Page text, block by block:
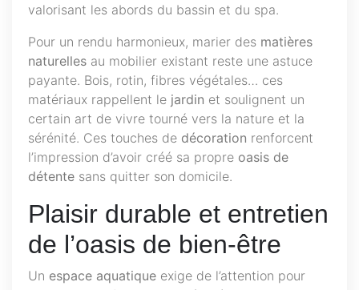
valorisant les abords du bassin et du spa.
Pour un rendu harmonieux, marier des matières
naturelles au mobilier existant reste une astuce
payante. Bois, rotin, fibres végétales… ces
matériaux rappellent le jardin et soulignent un
certain art de vivre tourné vers la nature et la
sérénité. Ces touches de décoration renforcent
l’impression d’avoir créé sa propre oasis de
détente sans quitter son domicile.
Plaisir durable et entretien
de l’oasis de bien-être
Un espace aquatique exige de l’attention pour